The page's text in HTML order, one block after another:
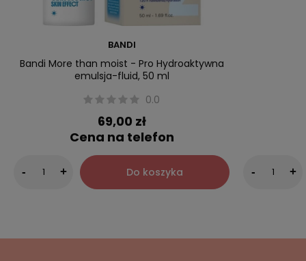
BANDI
Bandi More than moist - Pro Hydroaktywna
emulsja-fluid, 50 ml
0.0
69,00 zł
Cena na telefon
- + Do koszyka - +